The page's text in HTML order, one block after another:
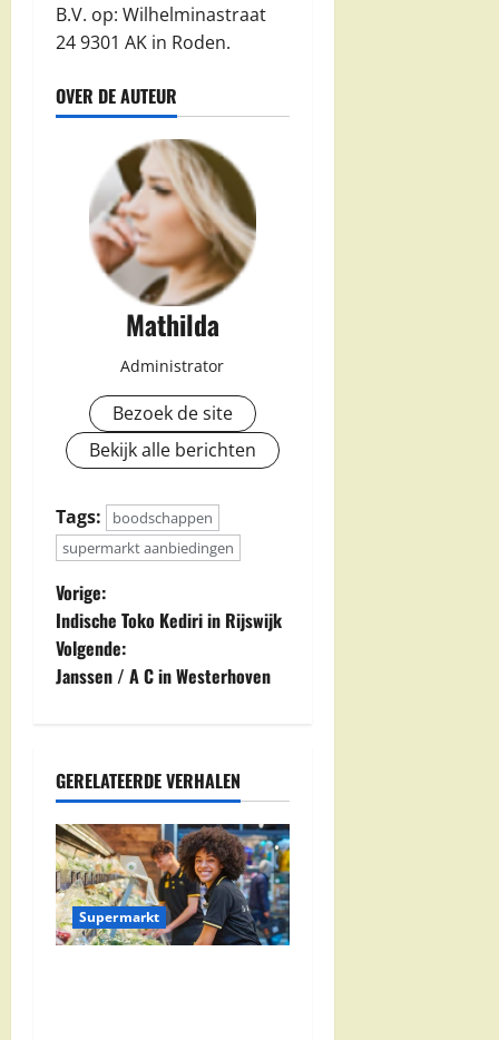
B.V. op: Wilhelminastraat
24 9301 AK in Roden.
OVER DE AUTEUR
Mathilda
Administrator
Bezoek de site
Bekijk alle berichten
Tags:
boodschappen
supermarkt aanbiedingen
B
e
r
c
h
t
n
Vorige:
Indische Toko Kediri in Rijswijk
Volgende:
Janssen / A C in Westerhoven
GERELATEERDE VERHALEN
Supermarkt